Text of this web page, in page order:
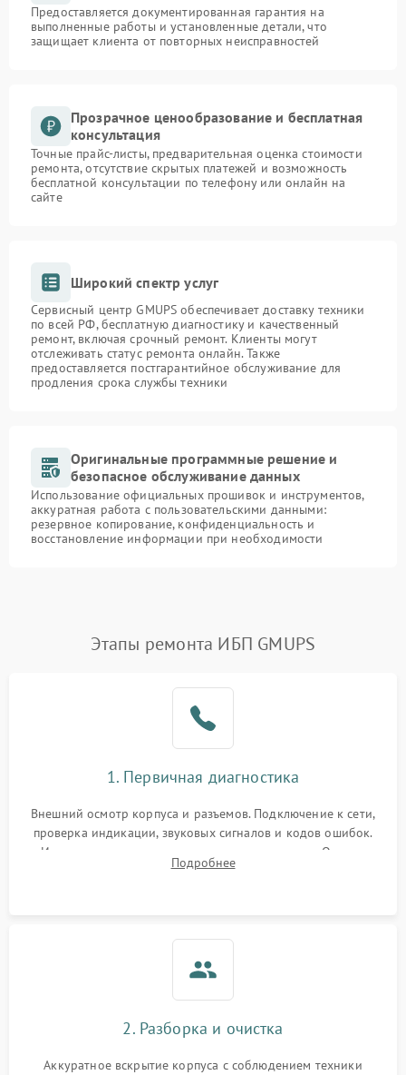
Предоставляется документированная гарантия на
выполненные работы и установленные детали, что
защищает клиента от повторных неисправностей
Прозрачное ценообразование и бесплатная
консультация
Точные прайс-листы, предварительная оценка стоимости
ремонта, отсутствие скрытых платежей и возможность
бесплатной консультации по телефону или онлайн на
сайте
Широкий спектр услуг
Сервисный центр GMUPS обеспечивает доставку техники
по всей РФ, бесплатную диагностику и качественный
ремонт, включая срочный ремонт. Клиенты могут
отслеживать статус ремонта онлайн. Также
предоставляется постгарантийное обслуживание для
продления срока службы техники
Оригинальные программные решение и
безопасное обслуживание данных
Использование официальных прошивок и инструментов,
аккуратная работа с пользовательскими данными:
резервное копирование, конфиденциальность и
восстановление информации при необходимости
Этапы ремонта ИБП GMUPS
1. Первичная диагностика
Внешний осмотр корпуса и разъемов. Подключение к сети,
проверка индикации, звуковых сигналов и кодов ошибок.
Измерение входного и выходного напряжения. Оценка
реакции ИБП на отключение основного питания без
Подробнее
2. Разборка и очистка
Аккуратное вскрытие корпуса с соблюдением техники